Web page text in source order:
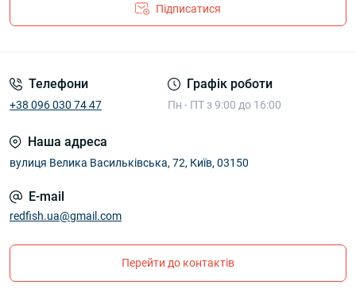
Підписатися
Телефони
+38 096 030 74 47
Графік роботи
Пн - ПТ з 9:00 до 16:00
Наша адреса
вулиця Велика Васильківська, 72, Київ, 03150
E-mail
redfish.ua@gmail.com
Перейти до контактів